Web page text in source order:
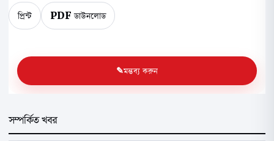
প্রিন্ট PDF ডাউনলোড
মন্তব্য করুন
সম্পর্কিত খবর